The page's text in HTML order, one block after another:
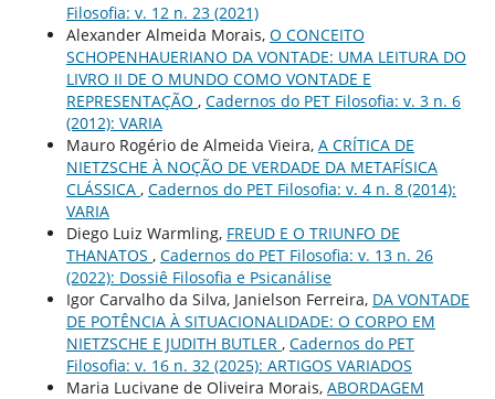
Filosofia: v. 12 n. 23 (2021)
Alexander Almeida Morais, O CONCEITO
SCHOPENHAUERIANO DA VONTADE: UMA LEITURA DO
LIVRO II DE O MUNDO COMO VONTADE E
REPRESENTAÇÃO , Cadernos do PET Filosofia: v. 3 n. 6
(2012): VARIA
Mauro Rogério de Almeida Vieira, A CRÍTICA DE
NIETZSCHE À NOÇÃO DE VERDADE DA METAFÍSICA
CLÁSSICA , Cadernos do PET Filosofia: v. 4 n. 8 (2014):
VARIA
Diego Luiz Warmling, FREUD E O TRIUNFO DE
THANATOS , Cadernos do PET Filosofia: v. 13 n. 26
(2022): Dossiê Filosofia e Psicanálise
Igor Carvalho da Silva, Janielson Ferreira, DA VONTADE
DE POTÊNCIA À SITUACIONALIDADE: O CORPO EM
NIETZSCHE E JUDITH BUTLER , Cadernos do PET
Filosofia: v. 16 n. 32 (2025): ARTIGOS VARIADOS
Maria Lucivane de Oliveira Morais, ABORDAGEM